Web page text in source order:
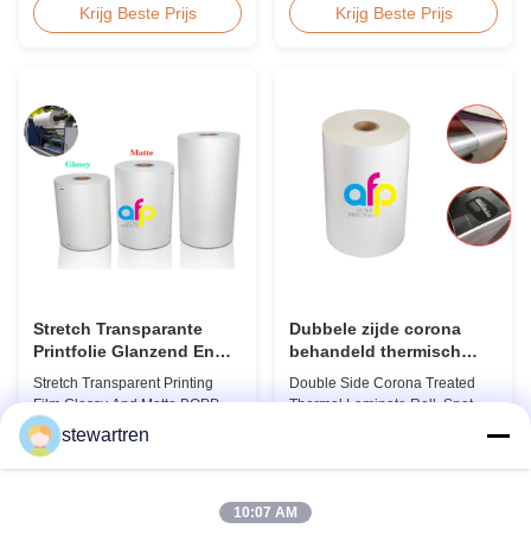
Holographic Thermal
Lamination Film for Gift
broad selection of designs
specifically for gift wrapping
applications. Laser ...
Krijg Beste Prijs
Lamination Film/BOPP
Thermal/Dry Lamination Film for
42dynes Excellent Performance
at UV Spot and Hot Stamping!
FDA PASSED What is BOPP ...
Krijg Beste Prijs
Stretch Transparante
Printfolie Glanzend En
Mat BOPP EVA
Stretch Transparent Printing
Film Glossy And Matte BOPP
EVA Product Overview Non-
toxic, pollution-free, high
transparency and gloss, low
ageing of corona, few defects
Dubbele zijde corona
behandeld thermisch
gelamineerd rollen, Spot
UV vernis thermische film
Double Side Corona Treated
Thermal Laminate Roll, Spot UV
Treated Thermal Lamination
optimal performance with Spot
stewartren
10:07 AM